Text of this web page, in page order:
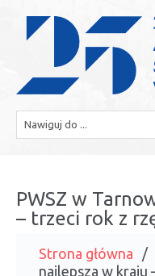
PWSZ w
– trzeci rok z
Strona główna
najlepsza w kraju